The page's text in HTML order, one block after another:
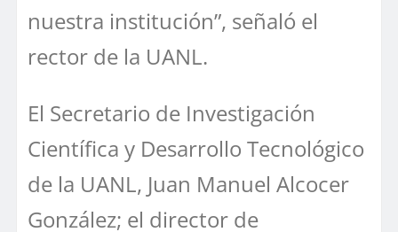
nuestra institución”, señaló el
rector de la UANL.
El Secretario de Investigación
Científica y Desarrollo Tecnológico
de la UANL, Juan Manuel Alcocer
González; el director de